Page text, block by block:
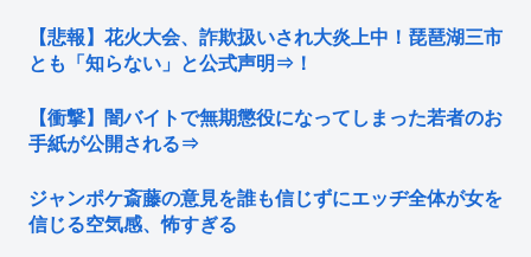
【悲報】花火大会、詐欺扱いされ大炎上中！琵琶湖三市
とも「知らない」と公式声明⇒！
【衝撃】闇バイトで無期懲役になってしまった若者のお
手紙が公開される⇒
ジャンポケ斎藤の意見を誰も信じずにエッヂ全体が女を
信じる空気感、怖すぎる